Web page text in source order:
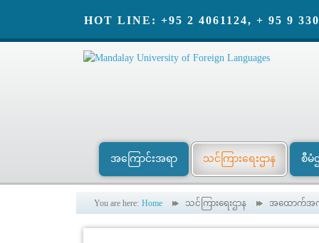
HOT LINE: +95 2 4061124, + 95 9
အကြောင်းအရာ သင်ကြားရေးဌာန စီမံဌ
You are here: Home သင်ကြားရေးဌာန အထောက်အကူ